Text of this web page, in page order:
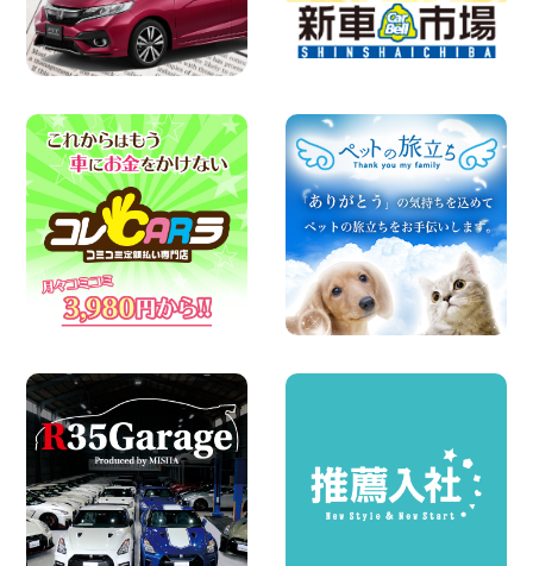
☆ お盆特別乗り放題プラン ☆ 埼玉県 杉
戸店
100円レンタカー 杉戸
ールが付いている〜!! 福島県 福島笹木野
店
100円レンタカー 福島笹木野
2026年08月05日
※※超格安日額5,800円※※荷物運びに最適
の軽バンのレンタカー!! 出雲ドーム前店
島根県 出雲ドーム前店
100円レンタカー 出雲ドーム前
2026年08月05日
人気のスペイドワゴン ライトブルーで登
100円レンタカー 羽田空港
ちょっとそこまで。もっと気軽に 埼玉県
西武秩父駅前店
100円レンタカー 西武秩父駅前
2026年08月03日
圧倒的な存在感!【トヨタ・メガクルーザ
ー】を体感できるチャンスです! 千葉県
千葉北店